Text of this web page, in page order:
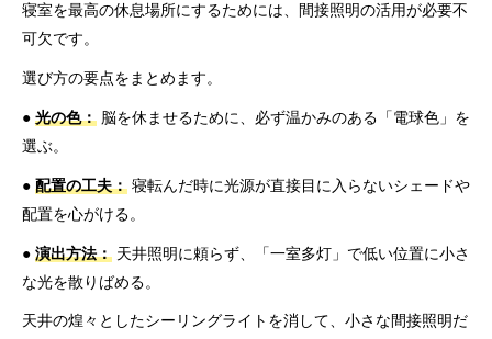
寝室を最高の休息場所にするためには、間接照明の活用が必要不
可欠です。
選び方の要点をまとめます。
● 光の色： 脳を休ませるために、必ず温かみのある「電球色」を
選ぶ。
● 配置の工夫： 寝転んだ時に光源が直接目に入らないシェードや
配置を心がける。
● 演出方法： 天井照明に頼らず、「一室多灯」で低い位置に小さ
な光を散りばめる。
天井の煌々としたシーリングライトを消して、小さな間接照明だ